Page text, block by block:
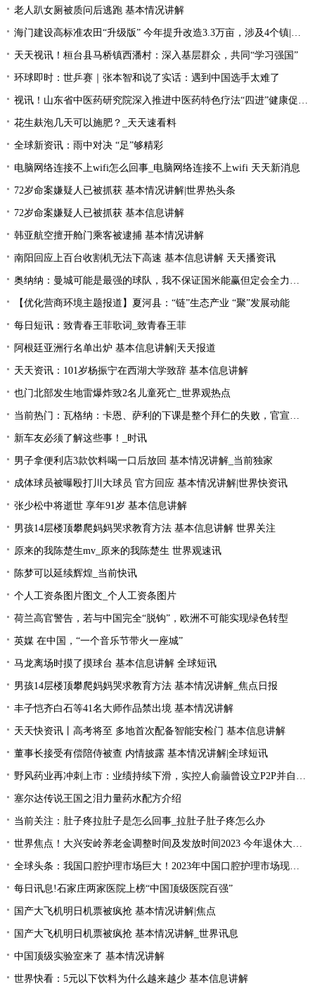
老人趴女厕被质问后逃跑 基本情况讲解
海门建设高标准农田“升级版” 今年提升改造3.3万亩，涉及4个镇|每日速读
天天视讯！桓台县马桥镇西潘村：深入基层群众，共同“学习强国”
环球即时：世乒赛｜张本智和说了实话：遇到中国选手太难了
视讯！山东省中医药研究院深入推进中医药特色疗法“四进”健康促进行动
花生麸泡几天可以施肥？_天天速看料
全球新资讯：雨中对决 “足”够精彩
电脑网络连接不上wifi怎么回事_电脑网络连接不上wifi 天天新消息
72岁命案嫌疑人已被抓获 基本情况讲解|世界热头条
72岁命案嫌疑人已被抓获 基本信息讲解
韩亚航空擅开舱门乘客被逮捕 基本情况讲解
南阳回应上百台收割机无法下高速 基本信息讲解 天天播资讯
奥纳纳：曼城可能是最强的球队，我不保证国米能赢但定会全力以赴|环球最新
【优化营商环境主题报道】夏河县：“链”生态产业 “聚”发展动能
每日短讯：致青春王菲歌词_致青春王菲
阿根廷亚洲行名单出炉 基本信息讲解|天天报道
天天资讯：101岁杨振宁在西湖大学致辞 基本信息讲解
也门北部发生地雷爆炸致2名儿童死亡_世界观热点
当前热门：瓦格纳：卡恩、萨利的下课是整个拜仁的失败，官宣的时机让我无言
新车友必须了解这些事！_时讯
男子拿便利店3款饮料喝一口后放回 基本情况讲解_当前独家
成体球员被曝殴打川大球员 官方回应 基本情况讲解|世界快资讯
张少松中将逝世 享年91岁 基本信息讲解
男孩14层楼顶攀爬妈妈哭求教育方法 基本信息讲解 世界关注
原来的我陈楚生mv_原来的我陈楚生 世界观速讯
陈梦可以延续辉煌_当前快讯
个人工资条图片图文_个人工资条图片
荷兰高官警告，若与中国完全“脱钩”，欧洲不可能实现绿色转型
英媒 在中国，“一个音乐节带火一座城”
马龙离场时摸了摸球台 基本信息讲解 全球短讯
男孩14层楼顶攀爬妈妈哭求教育方法 基本情况讲解_焦点日报
丰子恺齐白石等41名大师作品禁出境 基本情况讲解
天天快资讯丨高考将至 多地首次配备智能安检门 基本信息讲解
董事长接受有偿陪侍被查 内情披露 基本情况讲解|全球短讯
野风药业再冲刺上市：业绩持续下滑，实控人俞蘠曾设立P2P并自融 天天观察
塞尔达传说王国之泪力量药水配方介绍
当前关注：肚子疼拉肚子是怎么回事_拉肚子肚子疼怎么办
世界焦点！大兴安岭养老金调整时间及发放时间2023 今年退休大概会涨的的？
全球头条：我国口腔护理市场巨大！2023年中国口腔护理市场现状分析
每日讯息!石家庄两家医院上榜“中国顶级医院百强”
国产大飞机明日机票被疯抢 基本情况讲解|焦点
国产大飞机明日机票被疯抢 基本情况讲解_世界讯息
中国顶级实验室来了 基本情况讲解
世界快看：5元以下饮料为什么越来越少 基本信息讲解